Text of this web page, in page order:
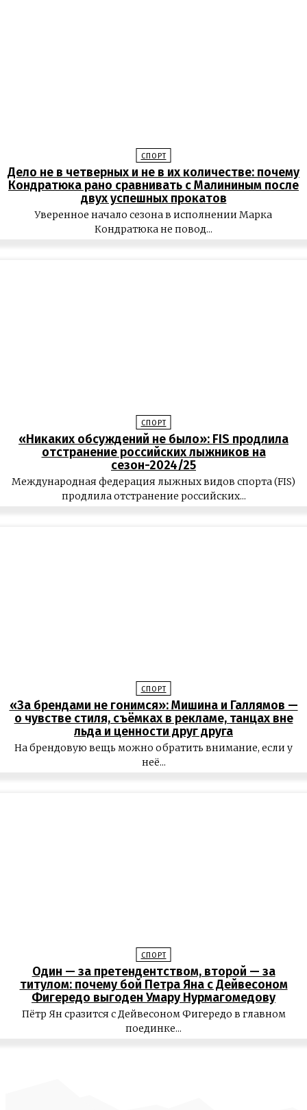
СПОРТ
Дело не в четверных и не в их количестве: почему
Кондратюка рано сравнивать с Малининым после
двух успешных прокатов
Уверенное начало сезона в исполнении Марка
Кондратюка не повод...
СПОРТ
«Никаких обсуждений не было»: FIS продлила
отстранение российских лыжников на
сезон-2024/25
Международная федерация лыжных видов спорта (FIS)
продлила отстранение российских...
СПОРТ
«За брендами не гонимся»: Мишина и Галлямов —
о чувстве стиля, съёмках в рекламе, танцах вне
льда и ценности друг друга
На брендовую вещь можно обратить внимание, если у
неё...
СПОРТ
Один — за претендентством, второй — за
титулом: почему бой Петра Яна с Дейвесоном
Фигередо выгоден Умару Нурмагомедову
Пётр Ян сразится с Дейвесоном Фигередо в главном
поединке...